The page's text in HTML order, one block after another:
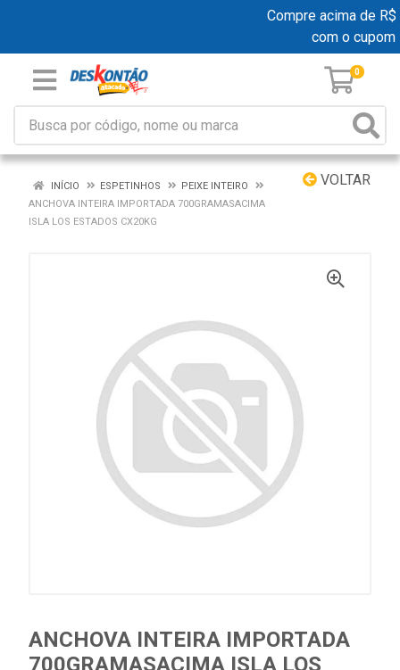
Compre acima de R$
com o cupom
0
VOLTAR
INÍCIO ESPETINHOS
PEIXE INTEIRO
ANCHOVA INTEIRA IMPORTADA 700GRAMASACIMA
ISLA LOS ESTADOS CX20KG
ANCHOVA INTEIRA IMPORTADA
700GRAMASACIMA ISLA LOS